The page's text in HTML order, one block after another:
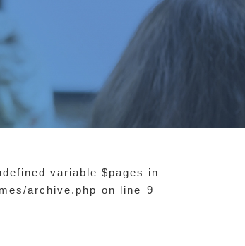
variable $pages in
archive.php on line 9